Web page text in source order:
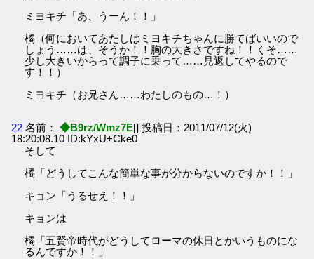
ミヨキチ「あ、うーん！！」
橘（何においてあたしはミヨキチちゃんに勝てばいいので
しょう……は、そうか！！胸の大きさですね！！くそ……
少し大きいからって調子に乗って……見返してやるので
す！！）
ミヨキチ（お兄さん……わたしのもの…！）
22 名前： ◆B9rz/Wmz7E[] 投稿日：2011/07/12(火)
18:20:08.10 ID:kYxU+Cke0
そして
橘「どうしてこんな簡単な事が分からないのですか！！」
キョン「うるせえ！！」
キョンは
橘「五賢帝時代がどうしてローマの休日とかいうものにな
るんですか！！」